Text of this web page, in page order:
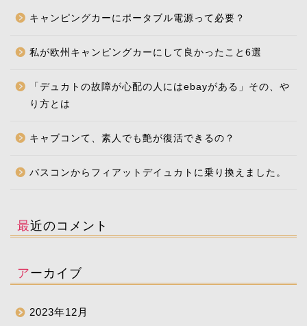
キャンピングカーにポータブル電源って必要？
私が欧州キャンピングカーにして良かったこと6選
「デュカトの故障が心配の人にはebayがある」その、や
り方とは
キャブコンて、素人でも艶が復活できるの？
バスコンからフィアットデイュカトに乗り換えました。
最近のコメント
アーカイブ
2023年12月